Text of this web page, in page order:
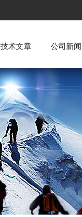
技术文章 公司新闻